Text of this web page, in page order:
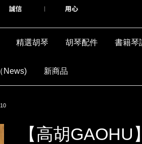
精選胡琴 胡琴配件 書籍琴
News) 新商品
【高胡